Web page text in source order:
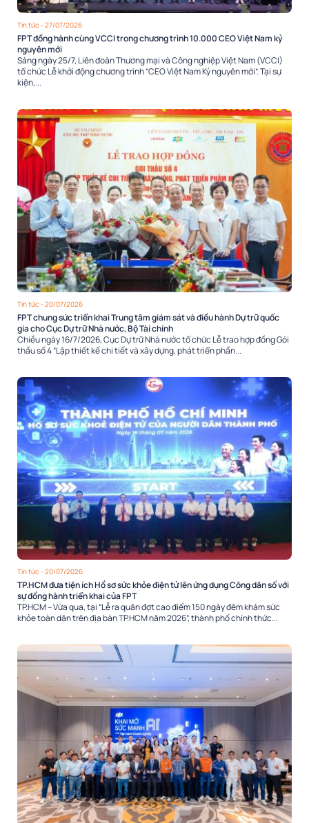
Tin tức - 27/07/2026
FPT đồng hành cùng VCCI trong chương trình 10.000 CEO Việt Nam kỷ
nguyên mới
Sáng ngày 25/7, Liên đoàn Thương mại và Công nghiệp Việt Nam (VCCI)
tổ chức Lễ khởi động chương trình “CEO Việt Nam Kỷ nguyên mới”. Tại sự
kiện,...
Tin tức - 20/07/2026
FPT chung sức triển khai Trung tâm giám sát và điều hành Dự trữ quốc
gia cho Cục Dự trữ Nhà nước, Bộ Tài chính
Chiều ngày 16/7/2026, Cục Dự trữ Nhà nước tổ chức Lễ trao hợp đồng Gói
thầu số 4 “Lập thiết kế chi tiết và xây dựng, phát triển phần...
Tin tức - 20/07/2026
TP.HCM đưa tiện ích Hồ sơ sức khỏe điện tử lên ứng dụng Công dân số với
sự đồng hành triển khai của FPT
TP.HCM – Vừa qua, tại “Lễ ra quân đợt cao điểm 150 ngày đêm khám sức
khỏe toàn dân trên địa bàn TP.HCM năm 2026”, thành phố chính thức...